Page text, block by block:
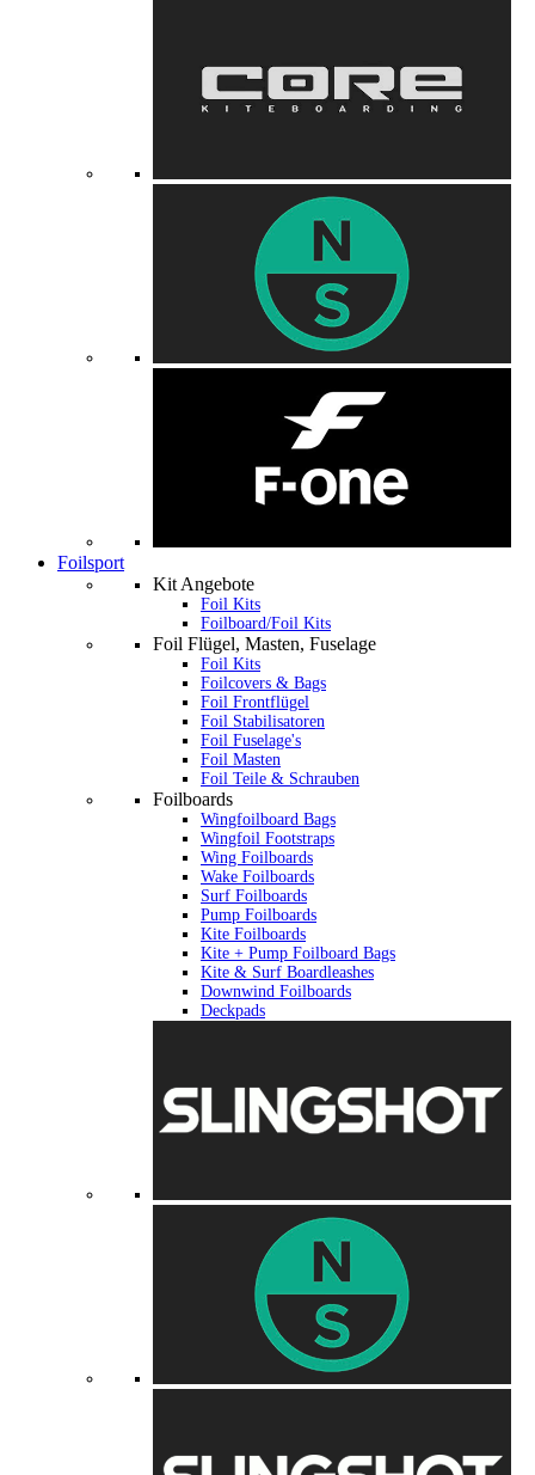
Foilsport
Kit Angebote
Foil Kits
Foilboard/Foil Kits
Foil Flügel, Masten, Fuselage
Foil Kits
Foilcovers & Bags
Foil Frontflügel
Foil Stabilisatoren
Foil Fuselage's
Foil Masten
Foil Teile & Schrauben
Foilboards
Wingfoilboard Bags
Wingfoil Footstraps
Wing Foilboards
Wake Foilboards
Surf Foilboards
Pump Foilboards
Kite Foilboards
Kite + Pump Foilboard Bags
Kite & Surf Boardleashes
Downwind Foilboards
Deckpads